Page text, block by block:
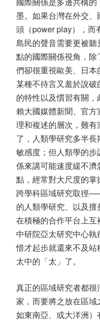
墨。如果台灣在外交
頭（power play），而
島民的聲音需要更被
點的國際關係視角，
們卻很重視歐美、日
某種不待言又羞於說
的特性以及慣習有關
賴大國媒體新聞、官
理和複述的層次，難
了，人類學研究多半
敏感度；但人類學的
係來講可能速度緩不
點，經常對大尺度的
跨學科區域研究取徑
的人類學研究、以及擅
在積極的合作平台上
中研院亞太研究中心
惜才起步就還來不及
太中的「太」了。
真正的區域研究者都
家，而要將之放在區
如東南亞、或大洋洲）